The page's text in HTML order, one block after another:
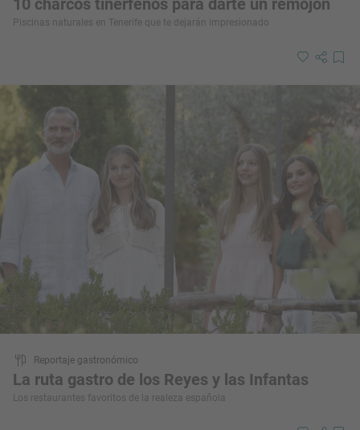
10 charcos tinerfeños para darte un remojón
Piscinas naturales en Tenerife que te dejarán impresionado
Reportaje gastronómico
La ruta gastro de los Reyes y las Infantas
Los restaurantes favoritos de la realeza española